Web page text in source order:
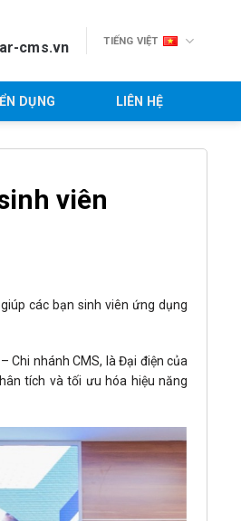
cms.vn TIẾNG VIỆT
DỤNG LIÊN HỆ
viên
các bạn sinh viên ứng dụng
Chi nhánh CMS, là Đại điện của
tích và tối ưu hóa hiệu năng